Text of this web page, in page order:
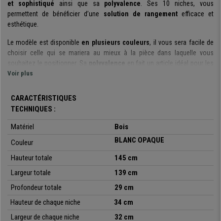
et sophistiqué ainsi que sa polyvalence. Ses 10 niches, vous
permettent de bénéficier d’une solution de rangementefficace et
esthétique.
Le modèle est disponible en plusieurs couleurs, il vous sera facile de
choisir celle qui se mariera au mieux à la pièce dans laquelle vous
souhaitez le positionner. Sa
polyvalence
en fait un article idéal pour les
tous les espaces : votre bureau, votre salle d’attente, votre salle à manger
Solide et stable , l’étagère est fabriquée en
matière solide qui est
est jouée. La matière a été traitée pour être
usage quotidien
Détail pratique : grâce à son design et ses dimensions
totalement possible d’utiliser ce meuble comme un
pièces
. Voici donc un moyen original et élégant pour
Voir plus
CARACTÉRISTIQUES
TECHNIQUES :
Matériel
Bois
Couleur
BLANC OPAQUE
Hauteur totale
145 cm
Largeur totale
139 cm
Profondeur totale
29 cm
Hauteur de chaque niche
34 cm
Largeur de chaque niche
32 cm